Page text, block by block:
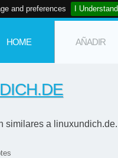
and preferences I Understand
HOME AÑADIR
similares a linuxundich.de.